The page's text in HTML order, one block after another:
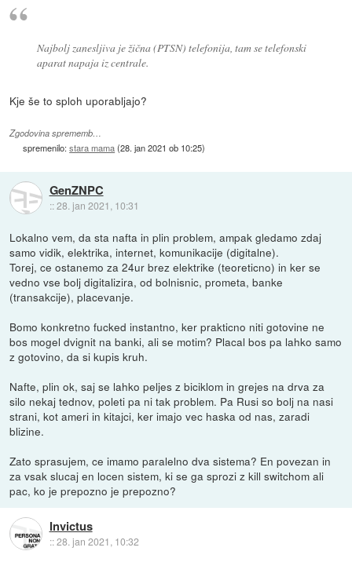
Najbolj zanesljiva je žična (PTSN) telefonija, tam se telefonski
aparat napaja iz centrale.
Kje še to sploh uporabljajo?
Zgodovina sprememb…
spremenilo:stara mama(28. jan 2021 ob 10:25)
GenZNPC
::28. jan 2021, 10:31
Lokalno vem, da sta nafta in plin problem, ampak gledamo zdaj
samo vidik, elektrika, internet, komunikacije (digitalne).
Torej, ce ostanemo za 24ur brez elektrike (teoreticno) in ker se
vedno vse bolj digitalizira, od bolnisnic, prometa, banke
(transakcije), placevanje.
Bomo konkretno fucked instantno, ker prakticno niti gotovine ne
bos mogel dvignit na banki, ali se motim? Placal bos pa lahko samo
z gotovino, da si kupis kruh.
Nafte, plin ok, saj se lahko peljes z biciklom in grejes na drva za
silo nekaj tednov, poleti pa ni tak problem. Pa Rusi so bolj na nasi
strani, kot ameri in kitajci, ker imajo vec haska od nas, zaradi
blizine.
Zato sprasujem, ce imamo paralelno dva sistema? En povezan in
za vsak slucaj en locen sistem, ki se ga sprozi z kill switchom ali
pac, ko je prepozno je prepozno?
Invictus
::28. jan 2021, 10:32